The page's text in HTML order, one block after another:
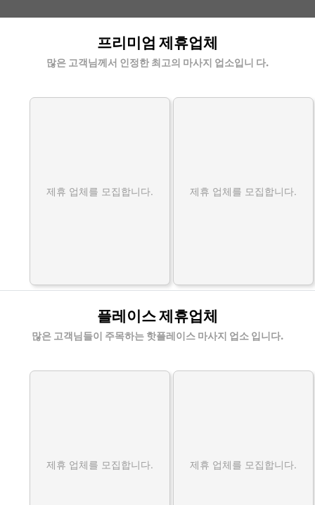
프리미엄 제휴업체
많은 고객님께서 인정한 최고의 마사지 업소입니 다.
제휴 업체를 모집합니다. 제휴 업체를 모집합니다.
플레이스 제휴업체
많은 고객님들이 주목하는 핫플레이스 마사지 업소 입니다.
제휴 업체를 모집합니다. 제휴 업체를 모집합니다.